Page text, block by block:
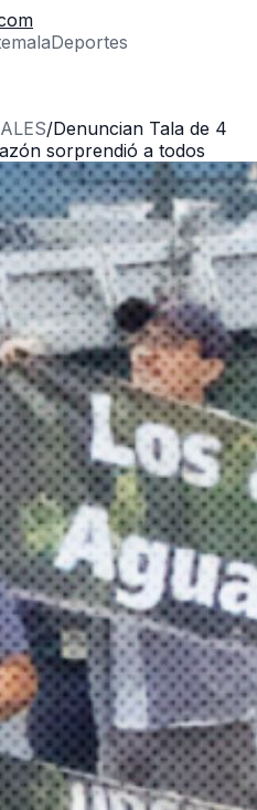
Deportes
/Denuncian Tala de 4
sorprendió a todos